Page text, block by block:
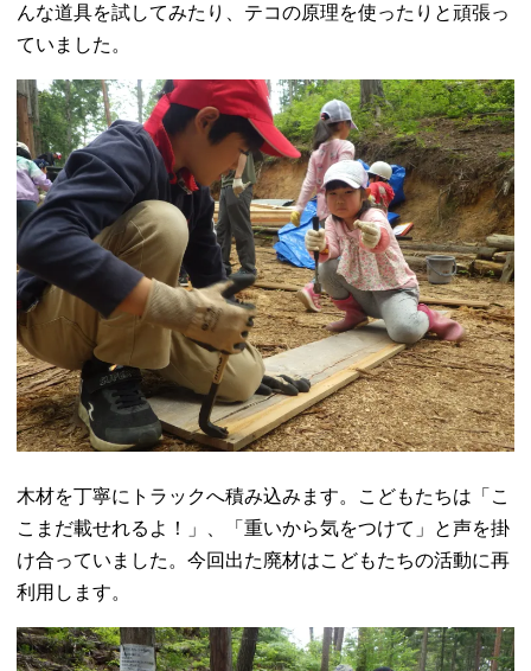
んな道具を試してみたり、テコの原理を使ったりと頑張っ
ていました。
木材を丁寧にトラックへ積み込みます。こどもたちは「こ
こまだ載せれるよ！」、「重いから気をつけて」と声を掛
け合っていました。今回出た廃材はこどもたちの活動に再
利用します。